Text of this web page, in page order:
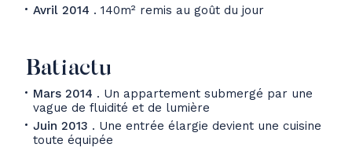
Avril 2014 . 140m² remis au goût du jour
Batiactu
Mars 2014 . Un appartement submergé par une
vague de fluidité et de lumière
Juin 2013 . Une entrée élargie devient une cuisine
toute équipée